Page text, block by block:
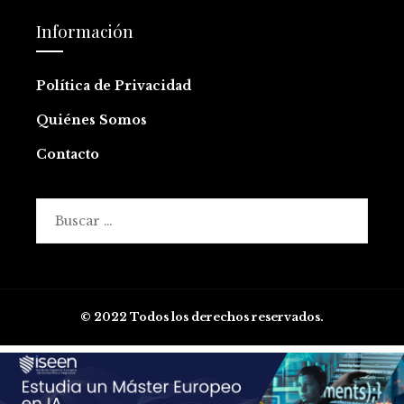
Información
Política de Privacidad
Quiénes Somos
Contacto
© 2022 Todos los derechos reservados.